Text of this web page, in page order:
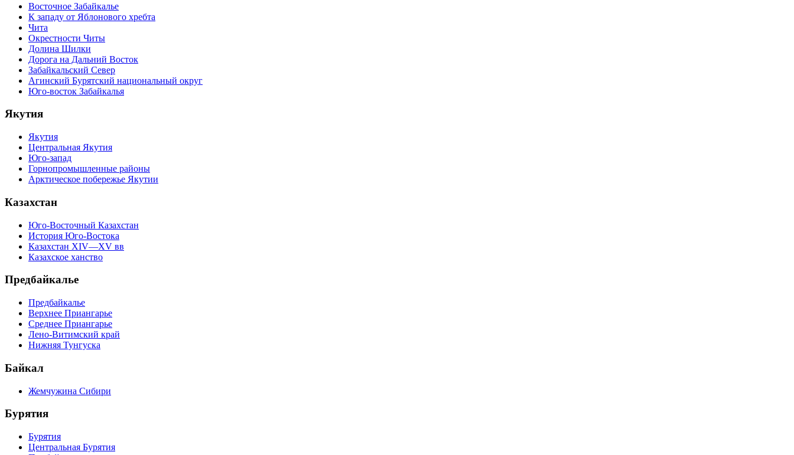
Восточное Забайкалье
К западу от Яблонового хребта
Чита
Окрестности Читы
Долина Шилки
Дорога на Дальний Восток
Забайкальский Север
Агинский Бурятский национальный округ
Юго-восток Забайкалья
Якутия
Якутия
Центральная Якутия
Юго-запад
Горнопромышленные районы
Арктическое побережье Якутии
Казахстан
Юго-Восточный Казахстан
История Юго-Востока
Казахстан XIV—XV вв
Казахское ханство
Предбайкалье
Предбайкалье
Верхнее Приангарье
Среднее Приангарье
Лено-Витимский край
Нижняя Тунгуска
Байкал
Жемчужина Сибири
Бурятия
Бурятия
Центральная Бурятия